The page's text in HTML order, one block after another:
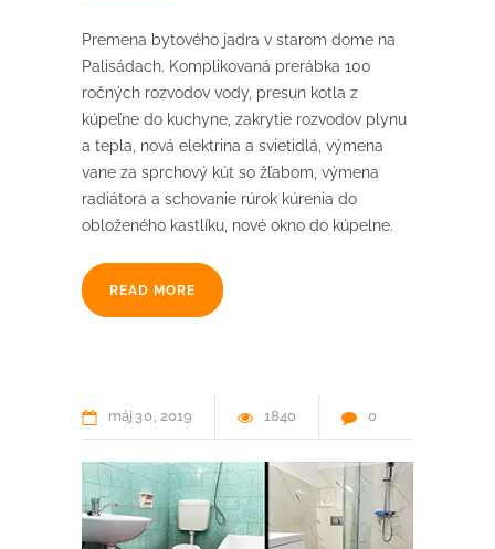
Premena bytového jadra v starom dome na
Palisádach. Komplikovaná prerábka 100
ročných rozvodov vody, presun kotla z
kúpeľne do kuchyne, zakrytie rozvodov plynu
a tepla, nová elektrina a svietidlá, výmena
vane za sprchový kút so žľabom, výmena
radiátora a schovanie rúrok kúrenia do
obloženého kastlíku, nové okno do kúpelne.
READ MORE
máj 30 2019 1840 0